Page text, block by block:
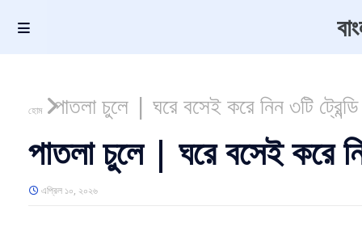
হোম পাতলা চুলে | ঘরে বসেই করে নিন ৩টি
পাতলা চুলে | ঘরে বসেই করে
এপ্রিল ১০, ২০২৬